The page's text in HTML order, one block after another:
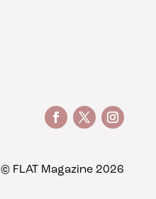
© FLAT Magazine 2026